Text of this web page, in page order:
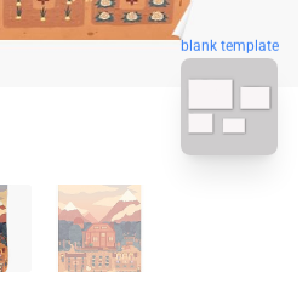
blank template